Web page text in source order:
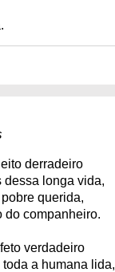
derradeiro
dessa longa vida,
querida,
do companheiro.
verdadeiro
a humana lida,